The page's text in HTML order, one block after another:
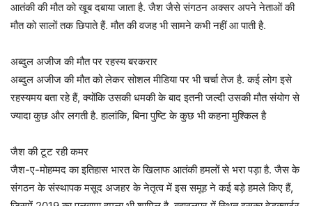
आतंकी की मौत को खूब दबाया जाता है. जैश जैसे संगठन अक्सर अपने नेताओं की
मौत को सालों तक छिपाते हैं. मौत की वजह भी सामने कभी नहीं आ पाती है.
अब्दुल अजीज की मौत पर रहस्य बरकरार
अब्दुल अजीज की मौत को लेकर सोशल मीडिया पर भी चर्चा तेज है. कई लोग इसे
रहस्यमय बता रहे हैं, क्योंकि उसकी धमकी के बाद इतनी जल्दी उसकी मौत संयोग से
ज्यादा कुछ और लगती है. हालांकि, बिना पुष्टि के कुछ भी कहना मुश्किल है
जैश की टूट रही कमर
जैश-ए-मोहम्मद का इतिहास भारत के खिलाफ आतंकी हमलों से भरा पड़ा है. जैस के
संगठन के संस्थापक मसूद अजहर के नेतृत्व में इस समूह ने कई बड़े हमले किए हैं,